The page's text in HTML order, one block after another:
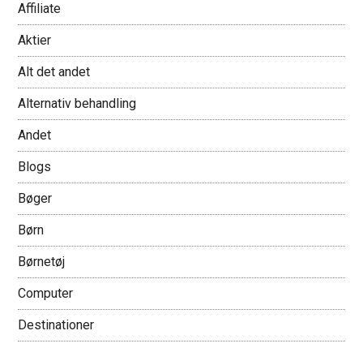
Affiliate
Aktier
Alt det andet
Alternativ behandling
Andet
Blogs
Bøger
Børn
Børnetøj
Computer
Destinationer